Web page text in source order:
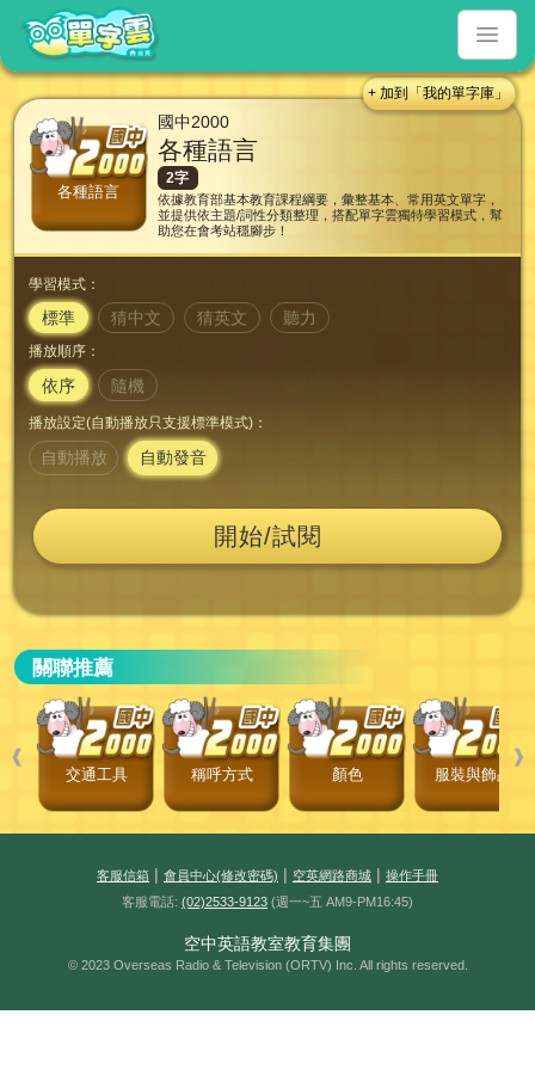
+ 加到「我的單字庫」
各種語言
國中2000
各種語言
2字
依據教育部基本教育課程綱要，彙整基本、常用英文單字，
並提供依主題/詞性分類整理，搭配單字雲獨特學習模式，幫
助您在會考站穩腳步！
學習模式：
標準 猜中文 猜英文 聽力
播放順序：
依序 隨機
播放設定(自動播放只支援標準模式)：
自動播放 自動發音
開始/試閱
關聯推薦
❰ ❱
交通工具 稱呼方式 顏色 服裝與飾品
客服信箱 | 會員中心(修改密碼) | 空英網路商城 | 操作手冊
客服電話: (02)2533-9123 (週一~五 AM9-PM16:45)
空中英語教室教育集團
© 2023 Overseas Radio & Television (ORTV) Inc. All rights reserved.